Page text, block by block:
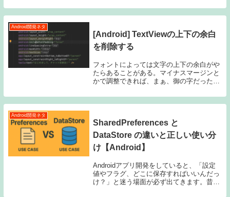
ップ/リストア動作を確認するコマンドまで
まとめます。
Android開発ネタ
[Android] TextViewの上下の余白
を削除する
フォントによっては文字の上下の余白がや
たらあることがある。マイナスマージンと
かで調整できれば、まぁ、御の字だった。
ていたりすると画像の伸びがものすごく微
妙になったりする。ということで、余白を
Android開発ネタ
SharedPreferences と
DataStore の違いと正しい使い分
け【Android】
Androidアプリ開発をしていると、「設定
値やフラグ、どこに保存すればいいんだっ
け？」と迷う場面が必ず出てきます。昔か